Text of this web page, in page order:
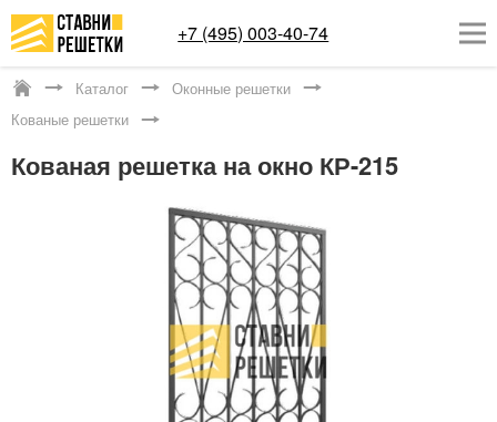
+7 (495) 003-40-74
СТАВНИ НА ОКНА
Каталог
Оконные решетки
Кованые решетки
Кованая решетка на окно КР-215